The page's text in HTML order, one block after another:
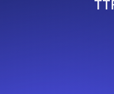
Surveillez les informations et